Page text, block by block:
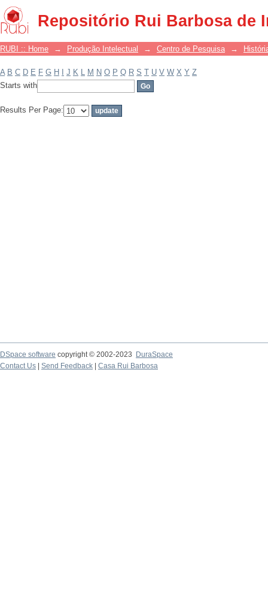
Repositório Rui Barbosa de
Filter by: Subject
RUBI :: Home → Produção Intelectual → Centro de Pesquisa →
A B C D E F G H J K L M N O P Q R S T U V W X Y Z
Starts with
Results Per Page:
DSpace software copyright © 2002-2023
DuraSpace
Contact Us
Send Feedback Casa Rui Barbosa